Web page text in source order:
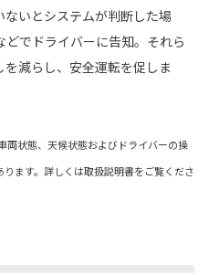
いとシステムが判断した場
でドライバーに告知。それら
減らし、安全運転を促しま
状態、天候状態およびドライバーの操
ます。詳しくは取扱説明書をご覧くださ